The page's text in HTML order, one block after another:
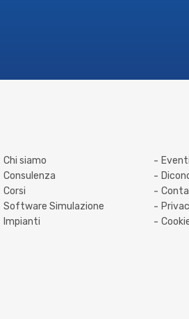
Chi siamo
Consulenza
Corsi
Software Simulazione
Impianti
Eventi